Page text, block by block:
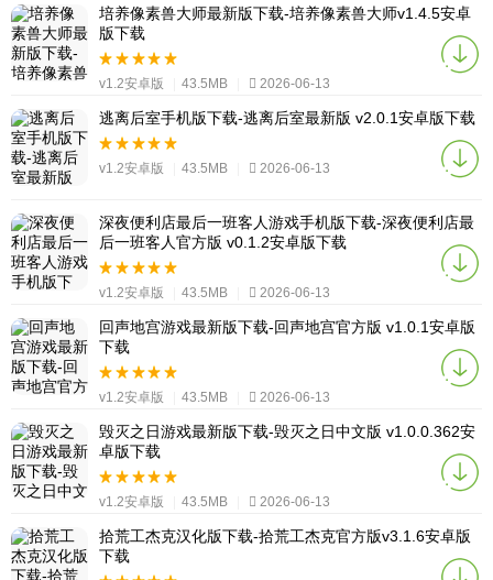
培养像素兽大师最新版下载-培养像素兽大师v1.4.5安卓
版下载
v1.2安卓版 43.5MB 2026-06-13
逃离后室手机版下载-逃离后室最新版 v2.0.1安卓版下载
v1.2安卓版 43.5MB 2026-06-13
深夜便利店最后一班客人游戏手机版下载-深夜便利店最
后一班客人官方版 v0.1.2安卓版下载
v1.2安卓版 43.5MB 2026-06-13
回声地宫游戏最新版下载-回声地宫官方版 v1.0.1安卓版
下载
v1.2安卓版 43.5MB 2026-06-13
毁灭之日游戏最新版下载-毁灭之日中文版 v1.0.0.362安
卓版下载
v1.2安卓版 43.5MB 2026-06-13
拾荒工杰克汉化版下载-拾荒工杰克官方版v3.1.6安卓版
下载